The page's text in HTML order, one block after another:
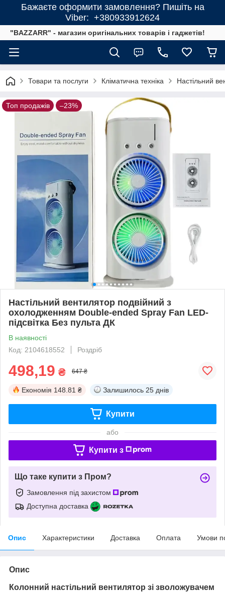
Бажаєте оформити замовлення? Пишіть на
Viber: +380933912624
"BAZZARR" - магазин оригінальних товарів і гаджетів!
Товари та послуги Кліматична техніка Настільний
Топ продажів –23%
Настільний вентилятор подвійний з
охолодженням Double-ended Spray Fan LED-
підсвітка Без пульта ДК
В наявності
Код: 2104618552
Роздріб
498,19 ₴ 647 ₴
Економія 148.81 ₴ Залишилось 25 днів
Купити
або
Купити з
Що таке купити з Пром?
Замовлення під захистом
Доступна доставка
Опис Характеристики Доставка Оплата Умови
Опис
Колонний настільний вентилятор зі зволожувачем